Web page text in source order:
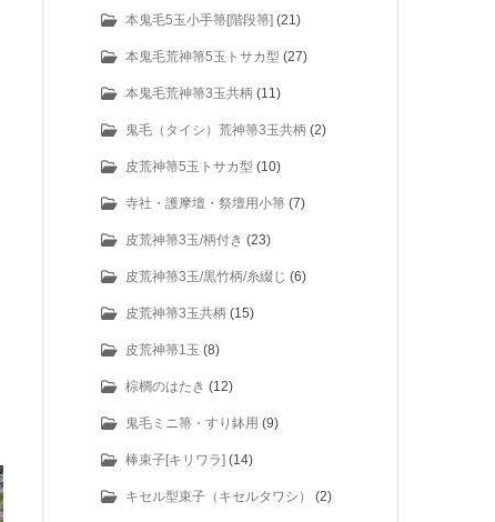
本鬼毛5玉小手箒[階段箒] (21)
本鬼毛荒神箒5玉トサカ型 (27)
本鬼毛荒神箒3玉共柄 (11)
鬼毛（タイシ）荒神箒3玉共柄 (2)
皮荒神箒5玉トサカ型 (10)
寺社・護摩壇・祭壇用小箒 (7)
皮荒神箒3玉/柄付き (23)
皮荒神箒3玉/黒竹柄/糸綴じ (6)
皮荒神箒3玉共柄 (15)
皮荒神箒1玉 (8)
棕櫚のはたき (12)
鬼毛ミニ箒・すり鉢用 (9)
棒束子[キリワラ] (14)
キセル型束子（キセルタワシ） (2)